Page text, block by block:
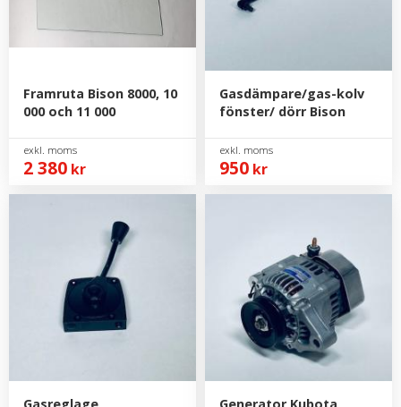
Framruta Bison 8000, 10
000 och 11 000
2 380 kr
Gasdämpare/gas-kolv
fönster/ dörr Bison
950 kr